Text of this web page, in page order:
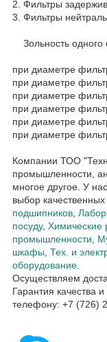
2. Фильтры
3. Фильтры
Зольность одного
при диаметре
при диаметре
при диаметре
при диаметре
при диаметре
при диаметре
Компании ТОО
промышленности,
многое другое. У
выбор качественных
подшипников,
посуду, Химические
промышленности,
шкафы, Тех. и
оборудование.
Осуществляем
Гарантия качества
телефону: +7 (726)